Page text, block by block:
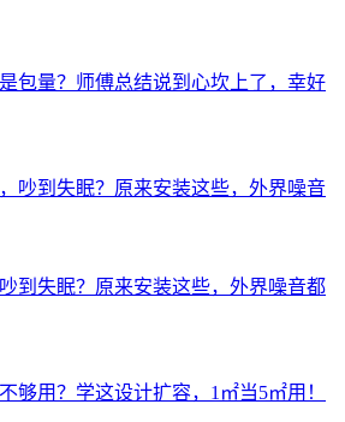
包量？师傅总结说到心坎上了，幸好
到失眠？原来安装这些，外界噪音都